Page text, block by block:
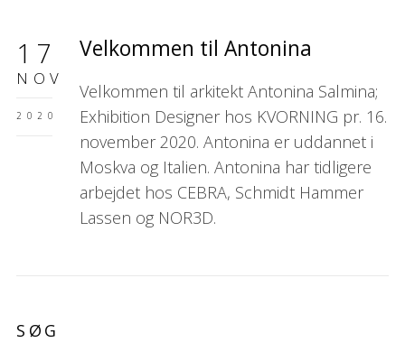
17
NOV
2020
Velkommen til Antonina
Velkommen til arkitekt Antonina Salmina;
Exhibition Designer hos KVORNING pr. 16.
november 2020. Antonina er uddannet i
Moskva og Italien. Antonina har tidligere
arbejdet hos CEBRA, Schmidt Hammer
Lassen og NOR3D.
SØG